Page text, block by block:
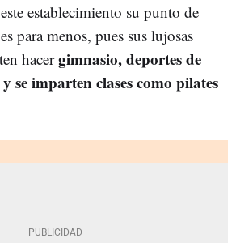
establecimiento su punto de
para menos, pues sus lujosas
hacergimnasio, deportes de
se imparten clases como pilates